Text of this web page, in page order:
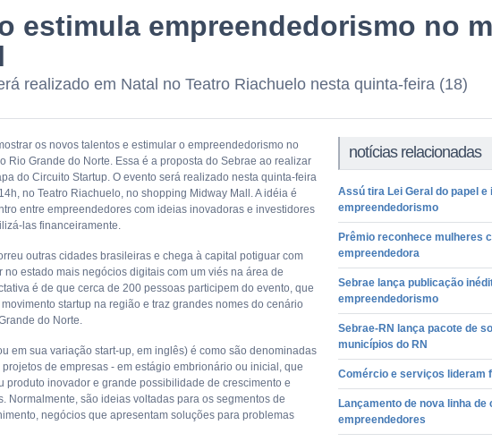
estimula empreendedorismo no
realizado em Natal no Teatro Riachuelo nesta quinta-feira (18)
notícias relacionadas
Assú tira Lei Geral do papel e
empreendedorismo
Prêmio reconhece mulheres
empreendedora
Sebrae lança publicação
empreendedorismo
Sebrae-RN lança pacote de
municípios do RN
Comércio e serviços lideram
Lançamento de nova linha
empreendedores
os novos talentos e estimular o empreendedorismo no
Rio Grande do Norte. Essa é a proposta do Sebrae ao realizar
do Circuito Startup. O evento será realizado nesta quinta-feira
no Teatro Riachuelo, no shopping Midway Mall. A idéia é
entre empreendedores com ideias inovadoras e investidores
las financeiramente.
outras cidades brasileiras e chega à capital potiguar com
no estado mais negócios digitais com um viés na área de
é de que cerca de 200 pessoas participem do evento, que
startup na região e traz grandes nomes do cenário
do Norte.
em sua variação start-up, em inglês) é como são denominadas
de empresas - em estágio embrionário ou inicial, que
produto inovador e grande possibilidade de crescimento e
Normalmente, são ideias voltadas para os segmentos de
negócios que apresentam soluções para problemas